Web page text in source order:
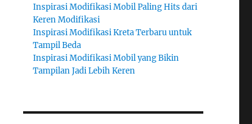
Inspirasi Modifikasi Mobil Paling Hits dari
Keren Modifikasi
Inspirasi Modifikasi Kreta Terbaru untuk
Tampil Beda
Inspirasi Modifikasi Mobil yang Bikin
Tampilan Jadi Lebih Keren